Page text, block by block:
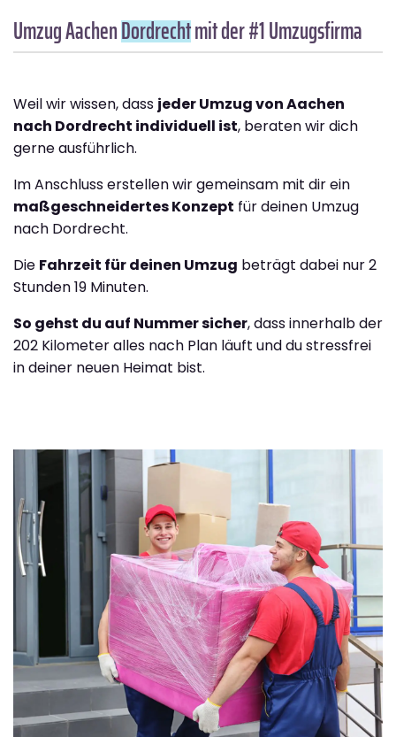
Umzug AachenDordrechtmit der #1 Umzugsfirma
Weil wir wissen, dass jeder Umzug von Aachen
nach Dordrecht individuell ist, beraten wir dich
gerne ausführlich.
Im Anschluss erstellen wir gemeinsam mit dir ein
maßgeschneidertes Konzept für deinen Umzug
nach Dordrecht.
Die Fahrzeit für deinen Umzug beträgt dabei nur 2
Stunden 19 Minuten.
So gehst du auf Nummer sicher, dass innerhalb der
202 Kilometer alles nach Plan läuft und du stressfrei
in deiner neuen Heimat bist.